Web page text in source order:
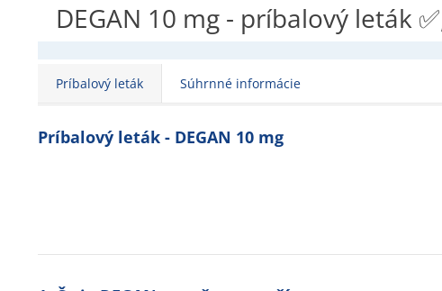
DEGAN 10 mg - príbalový leták
Príbalový leták Súhrnné informácie
Príbalový leták - DEGAN 10 mg